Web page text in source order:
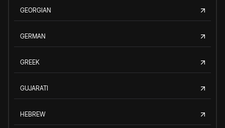
GEORGIAN
GERMAN
GREEK
GUJARATI
HEBREW